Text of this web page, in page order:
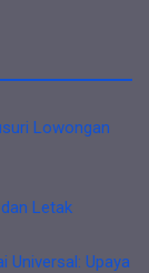
Lowongan
Letak
Universal: Upaya